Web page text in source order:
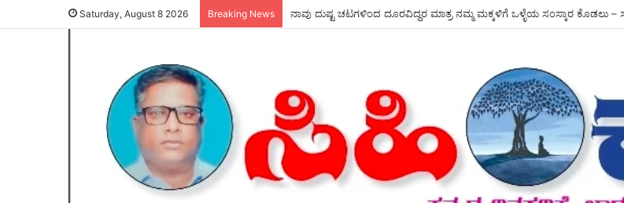
Saturday, August 8 2026 Breaking News ಆಗಸ್ಟ್ 11 ರಂದು ಕಲಬುರಗಿ ಜಿಲ್ಲೆಯಾದ್ಯಂತ – ಕ್ಷೌರದ ಸಲೂನ್‌ಗಳು ತೆರೆಯಲಿವೆ.